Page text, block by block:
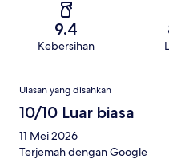
9.4
Kebersihan
Ulasan
Ulasan yang disahkan
10/10 Luar biasa
11 Mei 2026
Terjemah dengan Google